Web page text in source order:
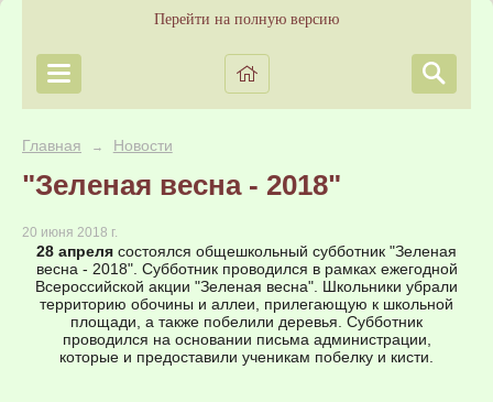
Перейти на полную версию
Главная → Новости
"Зеленая весна - 2018"
20 июня 2018 г.
28 апреля состоялся общешкольный субботник "Зеленая
весна - 2018". Субботник проводился в рамках ежегодной
Всероссийской акции "Зеленая весна". Школьники убрали
территорию обочины и аллеи, прилегающую к школьной
площади, а также побелили деревья. Субботник
проводился на основании письма администрации,
которые и предоставили ученикам побелку и кисти.